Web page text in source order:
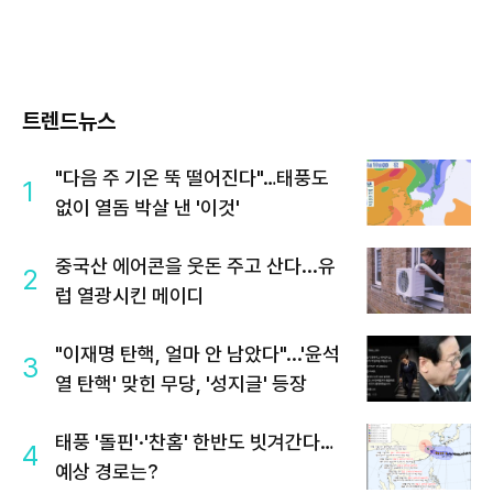
트렌드뉴스
1
"다음 주 기온 뚝 떨어진다"…태풍도
없이 열돔 박살 낸 '이것'
2
중국산 에어콘을 웃돈 주고 산다...유
럽 열광시킨 메이디
3
"이재명 탄핵, 얼마 안 남았다"...'윤석
열 탄핵' 맞힌 무당, '성지글' 등장
4
태풍 '돌핀'·'찬홈' 한반도 빗겨간다…
예상 경로는?